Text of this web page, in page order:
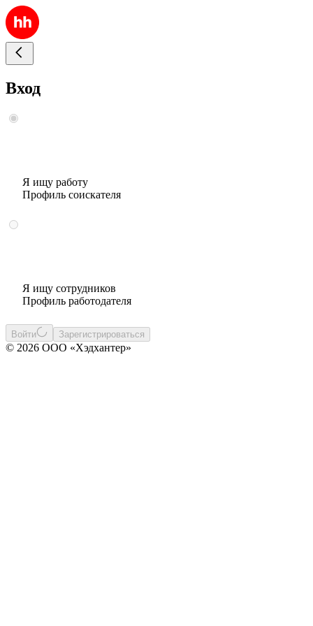
Вход
Я ищу работу
Профиль соискателя
Я ищу сотрудников
Профиль работодателя
Войти Зарегистрироваться
© 2026 ООО «Хэдхантер»